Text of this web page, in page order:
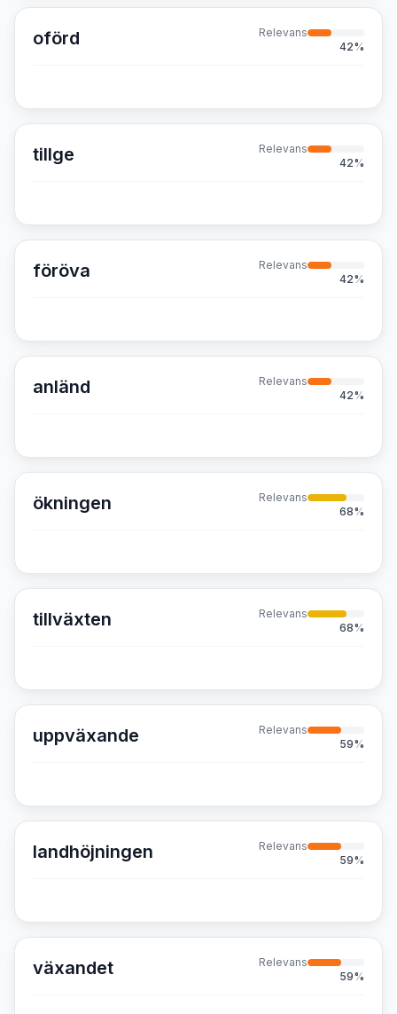
oförd
Relevans
42%
tillge
Relevans
42%
föröva
Relevans
42%
anländ
Relevans
42%
ökningen
Relevans
68%
tillväxten
Relevans
68%
uppväxande
Relevans
59%
landhöjningen
Relevans
59%
växandet
Relevans
59%